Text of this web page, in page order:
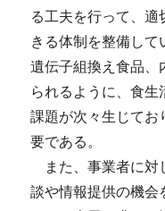
る工夫を行って、
きる体制を整備して
遺伝子組換え食品、
られるように、食生
課題が次々生じてお
要である。
また、事業者に対
談や情報提供の機会